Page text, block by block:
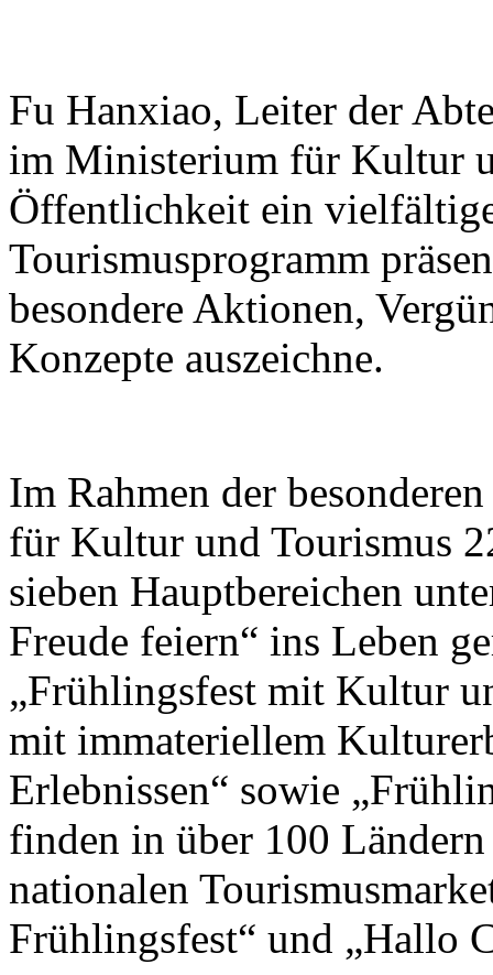
Fu Hanxiao, Leiter der
im Ministerium für Kultur
Öffentlichkeit ein
Tourismusprogramm
besondere Aktionen,
Konzepte auszeichne.
Im Rahmen der
für Kultur und Tourismus
sieben Hauptbereichen
Freude feiern“ ins Leben
„Frühlingsfest mit Kultur
mit immateriellem
Erlebnissen“ sowie
finden in über 100
nationalen
Frühlingsfest“ und „Hallo